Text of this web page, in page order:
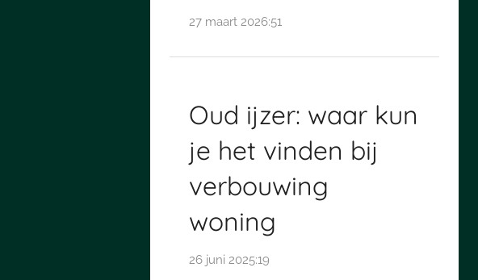
27 maart 2026:51
Oud ijzer: waar kun
je het vinden bij
verbouwing
woning
26 juni 2025:19